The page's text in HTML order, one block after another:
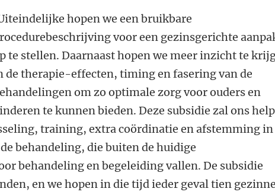
hopen we een bruikbare
voor een gezinsgerichte
te stellen. Daarnaast hopen we meer inzicht te
de therapie-effecten, timing en fasering van de
om zo optimale zorg voor ouders en
te kunnen bieden. Deze subsidie zal ons
training, extra coördinatie en afstemming in
behandeling, die buiten de huidige
behandeling en begeleiding vallen. De subsidie
en we hopen in die tijd ieder geval tien